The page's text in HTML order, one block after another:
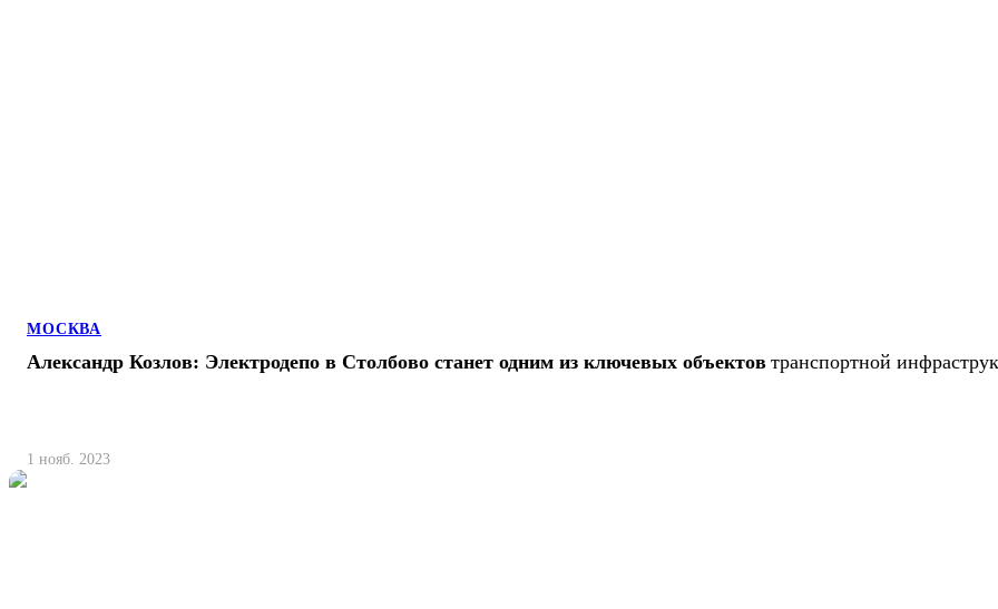
МОСКВА
Александр Козлов: Электродепо в Столбово станет одним из ключевых объектов транспортной
1 нояб. 2023